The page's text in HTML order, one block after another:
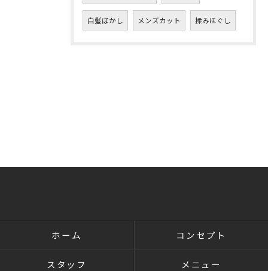
白髪ぼかし メンズカット 揉みほぐし
ホーム コンセプト
スタッフ メニュー